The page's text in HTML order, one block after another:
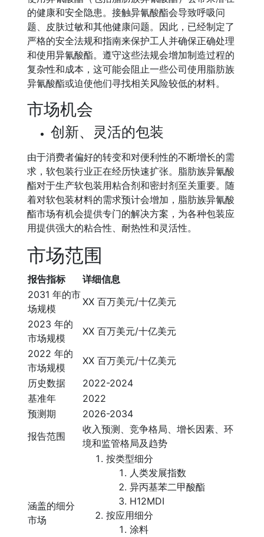
的健康和安全隐患。接触异氰酸酯会导致呼吸问
题、皮肤过敏和其他健康问题。因此，已经制定了
严格的安全法规和指南来保护工人并确保正确处理
和使用异氰酸酯。遵守这些法规会增加制造过程的
复杂性和成本，这可能会阻止一些公司使用脂肪族
异氰酸酯或迫使他们寻找相关风险较低的材料。
市场机会
创新、灵活的包装
由于消费者偏好的转变和对便利性的不断增长的需
求，软包装行业正在经历快速扩张。脂肪族异氰酸
酯对于生产软包装用粘合剂和密封剂至关重要。随
着对软包装材料的需求预计会增加，脂肪族异氰酸
酯市场有机会提供专门的解决方案，为各种包装应
用提供强大的粘合性、耐热性和灵活性。
市场范围
报告指标
详细信息
2031 年的市
场规模
XX 百万美元/十亿美元
2023 年的
市场规模
XX 百万美元/十亿美元
2022 年的
市场规模
XX 百万美元/十亿美元
历史数据
2022-2024
基准年
2022
预测期
2026-2034
报告范围
收入预测、竞争格局、增长因素、环
境和监管格局及趋势
涵盖的细分
市场
按类型细分
人类发展指数
异丙基苯二甲酸酯
H12MDI
按应用细分
涂料